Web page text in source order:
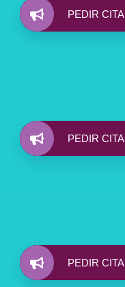
PEDIR CITA
PEDIR CITA
PEDIR CITA